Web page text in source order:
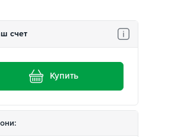
счет
Купить